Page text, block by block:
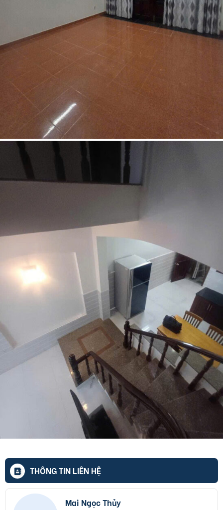
THÔNG TIN LIÊN HỆ
Mai Ngọc Thủy